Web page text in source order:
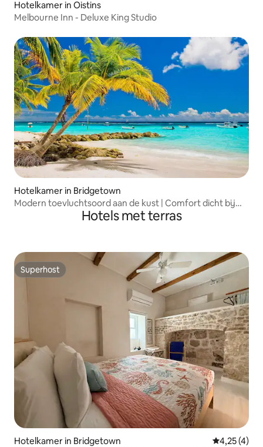
Hotelkamer in Oistins
Melbourne Inn - Deluxe King Studio
Hotelkamer in Bridgetown
Modern toevluchtsoord aan de kust | Comfort dicht bij
Hotels met terras
Superhost
Superhost
Hotelkamer in Bridgetown
4,25 (4)